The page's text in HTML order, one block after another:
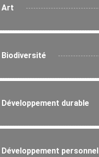
Art
Biodiversité
Développement durable
Développement personnel